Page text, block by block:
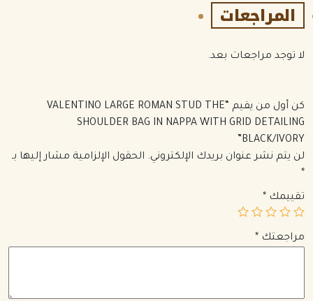
المراجعات
لا توجد مراجعات بعد.
كن أول من يقيم “VALENTINO LARGE ROMAN STUD THE
SHOULDER BAG IN NAPPA WITH GRID DETAILING
BLACK/IVORY”
لن يتم نشر عنوان بريدك الإلكتروني. الحقول الإلزامية مشار إليها بـ
*
تقييمك *
مراجعتك *